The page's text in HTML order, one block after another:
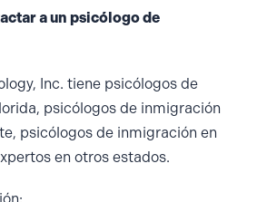
a un psicólogo de
Inc. tiene psicólogos de
psicólogos de inmigración
psicólogos de inmigración en
en otros estados.